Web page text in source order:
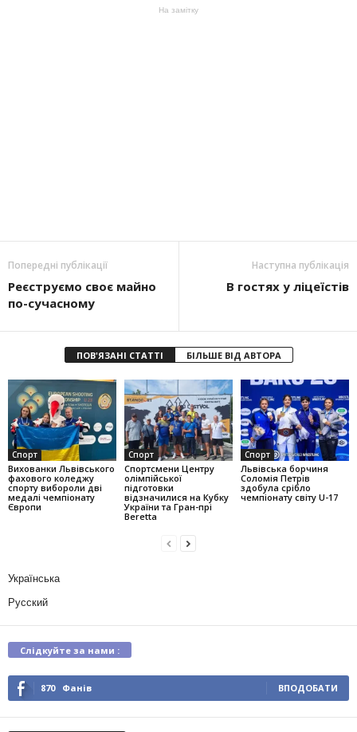
На замітку
Попередні публікації
Реєструємо своє майно
по-сучасному
Наступна публікація
В гостях у ліцеїстів
ПОВ'ЯЗАНІ СТАТТІ БІЛЬШЕ ВІД АВТОРА
Спорт
Вихованки Львівського
фахового коледжу
спорту вибороли дві
медалі чемпіонату
Європи
Спорт
Спортсмени Центру
олімпійської
підготовки
відзначилися на Кубку
України та Гран-прі
Beretta
Спорт
Львівська борчиня
Соломія Петрів
здобула срібло
чемпіонату світу U-17
Українська
Русский
Слідкуйте за нами :
870 Фанів ВПОДОБАТИ